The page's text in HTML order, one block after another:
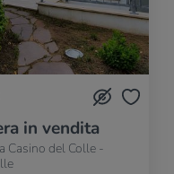
in vendita
Casino del Colle -